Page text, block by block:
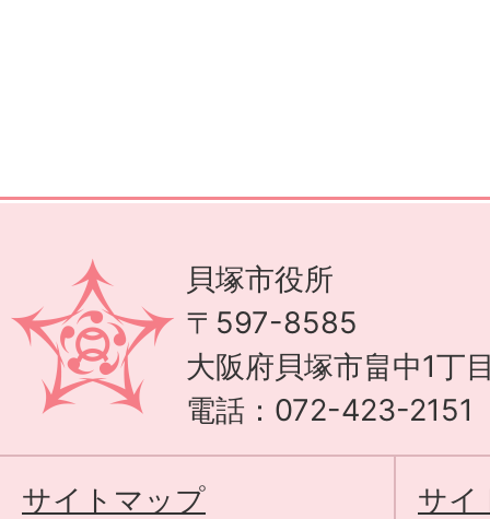
貝塚市役所
〒597-8585
大阪府貝塚市畠中1丁
電話：072-423-2151
サイトマップ サイ